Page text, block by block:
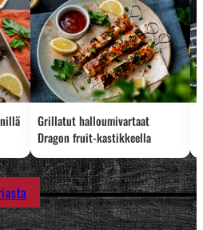
Grillatut halloumivartaat
Dragon fruit-kastikkeella